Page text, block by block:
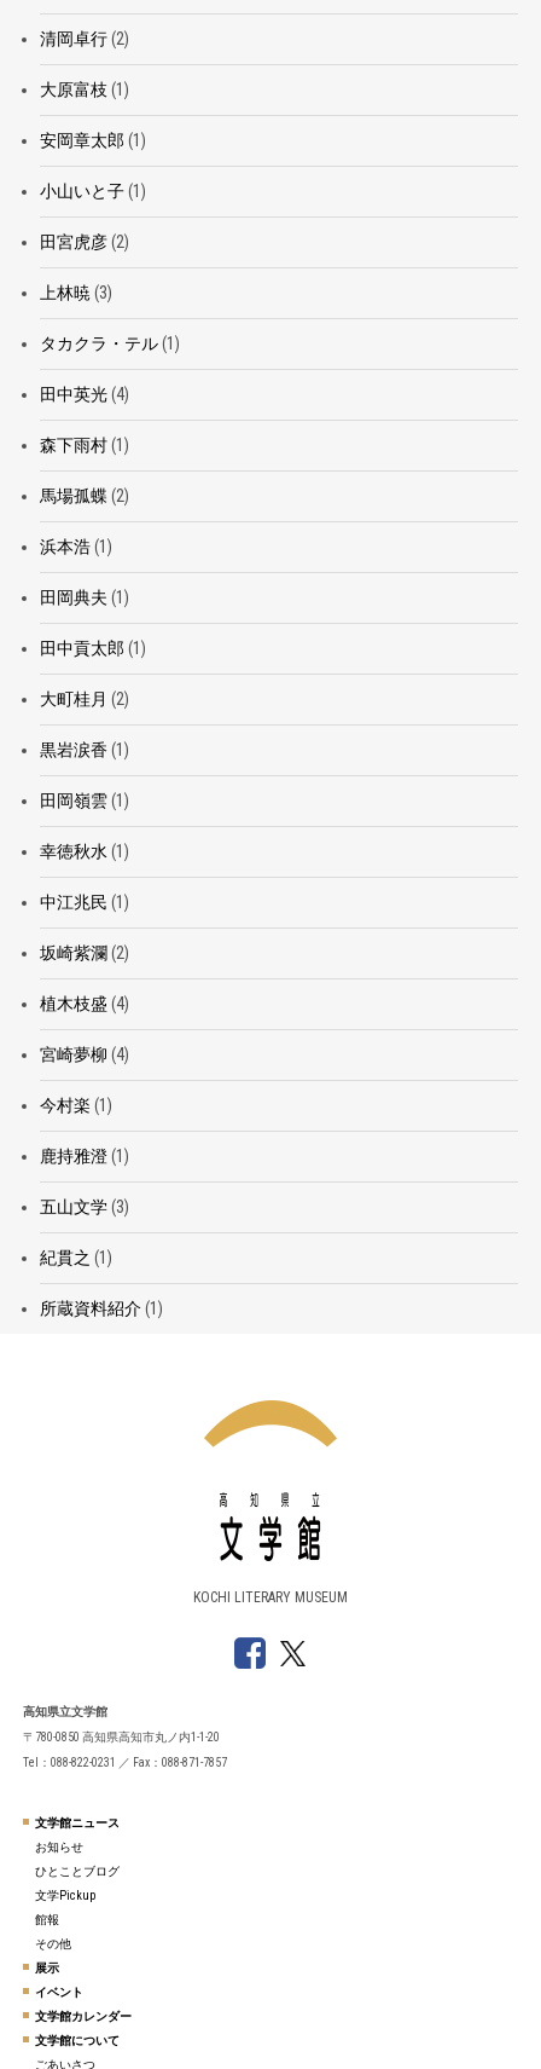
清岡卓行(2)
大原富枝 (1)
安岡章太郎 (1)
小山いと子(1)
田宮虎彦(2)
上林暁(3)
タカクラ・テル(1)
田中英光(4)
森下雨村(1)
馬場孤蝶 (2)
浜本浩(1)
田岡典夫 (1)
田中貢太郎 (1)
大町桂月 (2)
黒岩涙香(1)
田岡嶺雲(1)
幸徳秋水(1)
中江兆民 (1)
坂崎紫瀾 (2)
植木枝盛 (4)
宮崎夢柳 (4)
今村楽 (1)
鹿持雅澄(1)
五山文学(3)
紀貫之 (1)
所蔵資料紹介(1)
KOCHI LITERARY MUSEUM
高知県立文学館
〒780-0850 高知県高知市丸ノ内1-1-20
Tel：088-822-0231 ／ Fax：088-871-7857
文学館ニュース
お知らせ
ひとことブログ
文学Pickup
館報
その他
展示
イベント
文学館カレンダー
文学館について
ごあいさつ